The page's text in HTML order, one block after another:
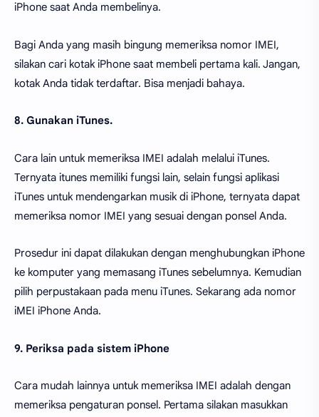
iPhone saat Anda membelinya.
Bagi Anda yang masih bingung memeriksa nomor IMEI,
silakan cari kotak iPhone saat membeli pertama kali. Jangan,
kotak Anda tidak terdaftar. Bisa menjadi bahaya.
8. Gunakan iTunes.
Cara lain untuk memeriksa IMEI adalah melalui iTunes.
Ternyata itunes memiliki fungsi lain, selain fungsi aplikasi
iTunes untuk mendengarkan musik di iPhone, ternyata dapat
memeriksa nomor IMEI yang sesuai dengan ponsel Anda.
Prosedur ini dapat dilakukan dengan menghubungkan iPhone
ke komputer yang memasang iTunes sebelumnya. Kemudian
pilih perpustakaan pada menu iTunes. Sekarang ada nomor
iMEI iPhone Anda.
9. Periksa pada sistem iPhone
Cara mudah lainnya untuk memeriksa IMEI adalah dengan
memeriksa pengaturan ponsel. Pertama silakan masukkan